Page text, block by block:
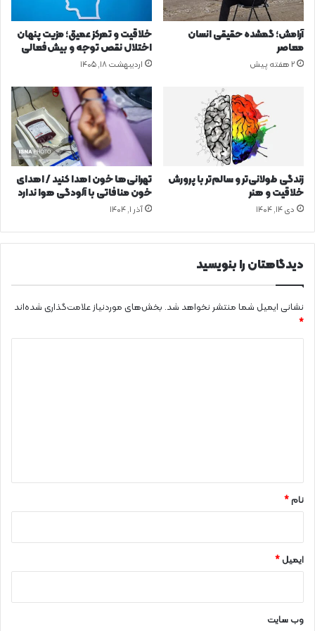
س
ی
م
آرامش؛ گمشده حقیقی انسان
معاصر
2 هفته پیش
خلاقیت و تمرکز عمیق؛ مزیت پنهان
اختلال نقص توجه و بیش‌فعالی
اردیبهشت ۱۸, ۱۴۰۵
زندگی طولانی‌تر و سالم‌تر با پرورش
خلاقیت و هنر
دی ۱۴, ۱۴۰۴
تهرانی‌ها خون اهدا کنید / اهدای
خون منافاتی با آلودگی هوا ندارد
آذر ۱, ۱۴۰۴
دیدگاهتان را بنویسید
نشانی ایمیل شما منتشر نخواهد شد. بخش‌های موردنیاز علامت‌گذاری شده‌اند
*
نام*
ایمیل*
وب‌ سایت